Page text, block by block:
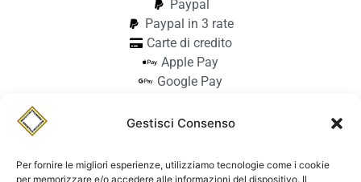
Gestisci Consenso
Per fornire le migliori esperienze, utilizziamo tecnologie come i cookie
per memorizzare e/o accedere alle informazioni del dispositivo. Il
Paypal
Paypal in 3 rate
Carte di credito
Apple Pay
Google Pay
Pagamento alla consegna
StilmodeMaiocchi